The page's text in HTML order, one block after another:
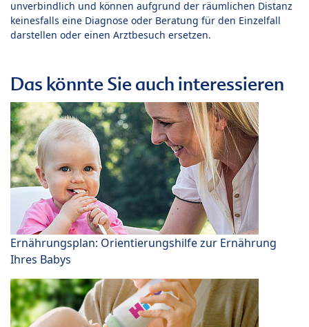
unverbindlich und können aufgrund der räumlichen Distanz
keinesfalls eine Diagnose oder Beratung für den Einzelfall
darstellen oder einen Arztbesuch ersetzen.
Das könnte Sie auch interessieren
Ernährungsplan: Orientierungshilfe zur Ernährung
Ihres Babys